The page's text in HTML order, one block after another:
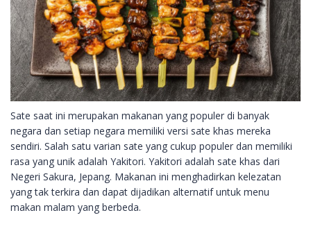
Sate saat ini merupakan makanan yang populer di banyak
negara dan setiap negara memiliki versi sate khas mereka
sendiri. Salah satu varian sate yang cukup populer dan memiliki
rasa yang unik adalah Yakitori. Yakitori adalah sate khas dari
Negeri Sakura, Jepang. Makanan ini menghadirkan kelezatan
yang tak terkira dan dapat dijadikan alternatif untuk menu
makan malam yang berbeda.